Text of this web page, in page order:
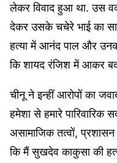
लेकर विवाद हुआ था. उस
देकर उसके चचेरे भाई का
हत्या में आनंद पाल और
कि शायद रंजिश में आकर
चीनू ने इन्हीं आरोपों का
हमेशा से हमारे
असामाजिक तत्वों, प्रशासन
कि मैं सुखदेव काकुसा की